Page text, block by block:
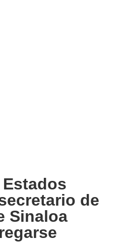
de
Sinaloa